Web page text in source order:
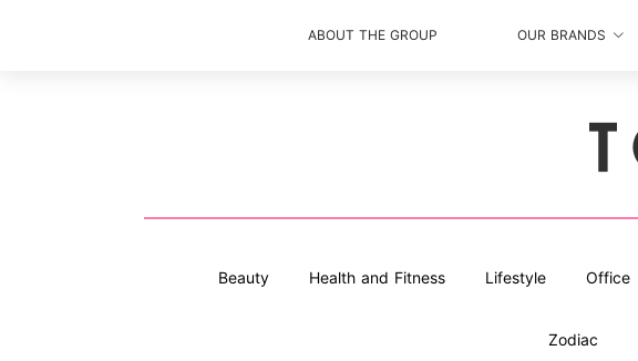
ABOUT THE GROUP OUR BRANDS
Beauty Health and Fitness Lifestyle Office
Zodiac